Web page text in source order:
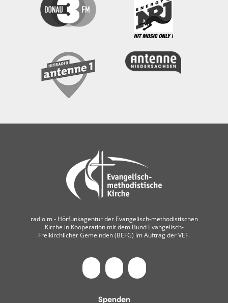
radio m ‐ Hörfunkagentur der Evangelisch-methodistischen
Kirche in Kooperation mit dem Bund Evangelisch-
Freikirchlicher Gemeinden (BEFG) im Auftrag der VEF.
Spenden